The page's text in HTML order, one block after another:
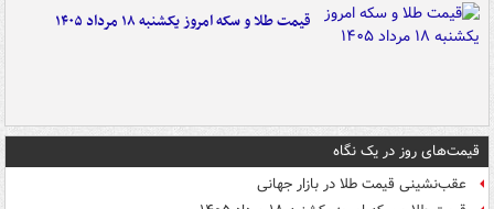
قیمت طلا و سکه امروز یکشنبه ۱۸ مرداد ۱۴۰۵
قیمت‌های روز در یک نگاه
عقب‌نشینی قیمت طلا در بازار جهانی